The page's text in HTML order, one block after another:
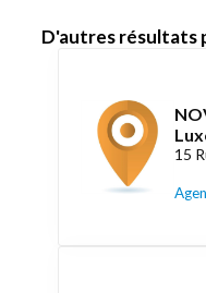
D'autres résultats
15